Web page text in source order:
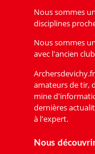
Nous sommes
disciplines
Nous sommes
avec l'ancien
amateurs de tir,
mine
dernières
à l'expert.
Nous